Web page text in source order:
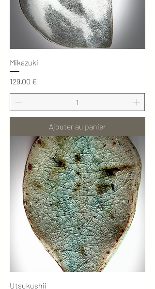
Mikazuki
Prix
129,00 €
Ajouter au panier
Utsukushii